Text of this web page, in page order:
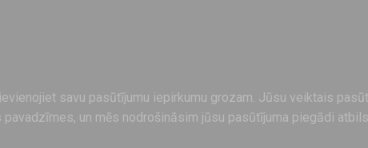
savu pasūtījumu iepirkumu grozam. Jūsu veiktais
un mēs nodrošināsim jūsu pasūtījuma piegādi